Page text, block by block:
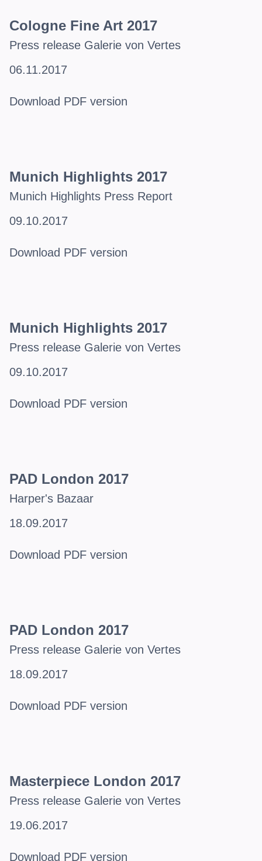
Cologne Fine Art 2017
Press release Galerie von Vertes
06.11.2017
Download PDF version
Munich Highlights 2017
Munich Highlights Press Report
09.10.2017
Download PDF version
Munich Highlights 2017
Press release Galerie von Vertes
09.10.2017
Download PDF version
PAD London 2017
Harper's Bazaar
18.09.2017
Download PDF version
PAD London 2017
Press release Galerie von Vertes
18.09.2017
Download PDF version
Masterpiece London 2017
Press release Galerie von Vertes
19.06.2017
Download PDF version